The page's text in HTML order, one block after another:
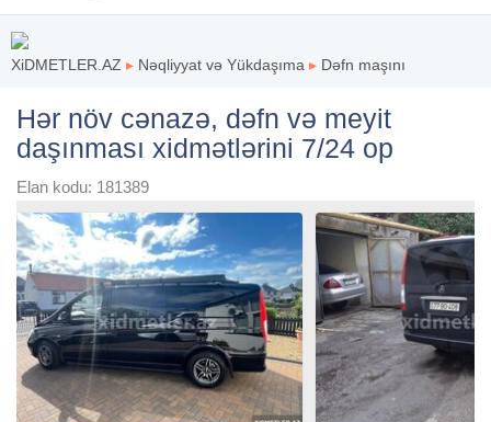
XiDMETLER.AZ ▸ Nəqliyyat və Yükdaşıma ▸ Dəfn maşını
Hər növ cənazə, dəfn və meyit
daşınması xidmətlərini 7/24 op
Elan kodu: 181389